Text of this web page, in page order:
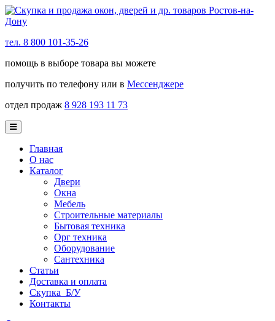
тел. 8 800 101-35-26
помощь в выборе товара вы можете
получить по телефону или в Мессенджере
отдел продаж 8 928 193 11 73
Главная
О нас
Каталог
Двери
Окна
Мебель
Строительные материалы
Бытовая техника
Орг техника
Оборудование
Сантехника
Статьи
Доставка и оплата
Скупка Б/У
Контакты